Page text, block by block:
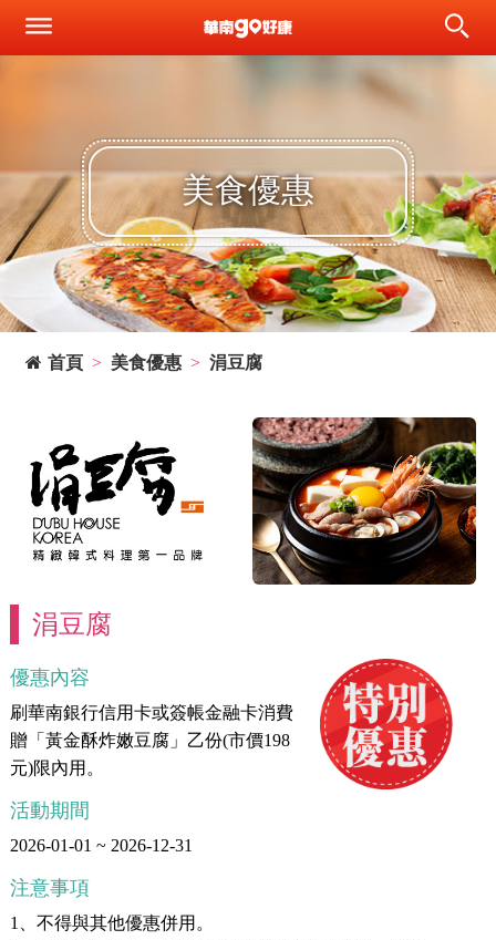
美食優惠
首頁 美食優惠 涓豆腐
涓豆腐
優惠內容
刷華南銀行信用卡或簽帳金融卡消費
贈「黃金酥炸嫩豆腐」乙份(市價198
元)限內用。
活動期間
2026-01-01 ~ 2026-12-31
注意事項
1、不得與其他優惠併用。